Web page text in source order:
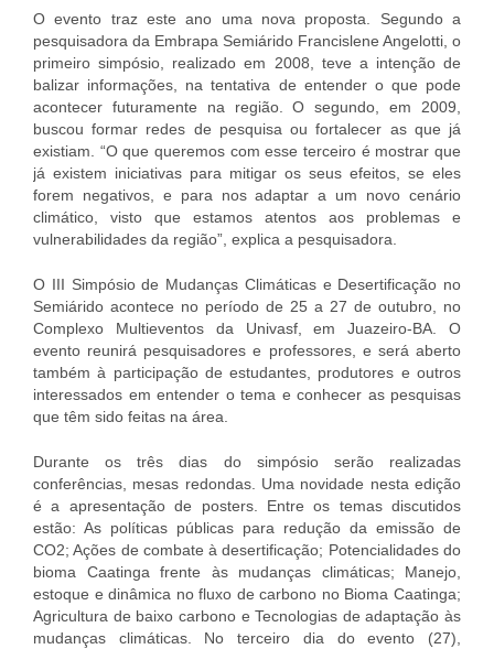
O evento traz este ano uma nova proposta. Segundo a
pesquisadora da Embrapa Semiárido Francislene Angelotti, o
primeiro simpósio, realizado em 2008, teve a intenção de
balizar informações, na tentativa de entender o que pode
acontecer futuramente na região. O segundo, em 2009,
buscou formar redes de pesquisa ou fortalecer as que já
existiam. “O que queremos com esse terceiro é mostrar que
já existem iniciativas para mitigar os seus efeitos, se eles
forem negativos, e para nos adaptar a um novo cenário
climático, visto que estamos atentos aos problemas e
vulnerabilidades da região”, explica a pesquisadora.
O III Simpósio de Mudanças Climáticas e Desertificação no
Semiárido acontece no período de 25 a 27 de outubro, no
Complexo Multieventos da Univasf, em Juazeiro-BA. O
evento reunirá pesquisadores e professores, e será aberto
também à participação de estudantes, produtores e outros
interessados em entender o tema e conhecer as pesquisas
que têm sido feitas na área.
Durante os três dias do simpósio serão realizadas
conferências, mesas redondas. Uma novidade nesta edição
é a apresentação de posters. Entre os temas discutidos
estão: As políticas públicas para redução da emissão de
CO2; Ações de combate à desertificação; Potencialidades do
bioma Caatinga frente às mudanças climáticas; Manejo,
estoque e dinâmica no fluxo de carbono no Bioma Caatinga;
Agricultura de baixo carbono e Tecnologias de adaptação às
mudanças climáticas. No terceiro dia do evento (27),